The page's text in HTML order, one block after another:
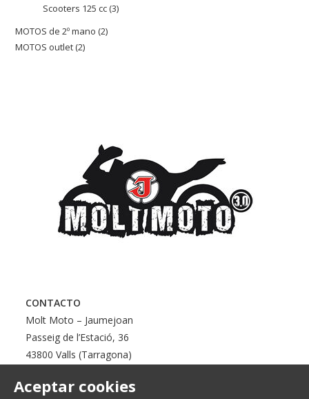
productos
Scooters 125 cc 33
MOTOS de 2º mano 22
MOTOS outlet 22
Aceptar cookies
CONTACTO
Molt Moto – Jaumejoan
Passeig de l’Estació, 36
43800 Valls (Tarragona)